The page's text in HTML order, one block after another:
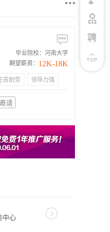
毕业院校：河南大学
期望薪资： 12K-18K
苦耐劳 领导力强
请
中心